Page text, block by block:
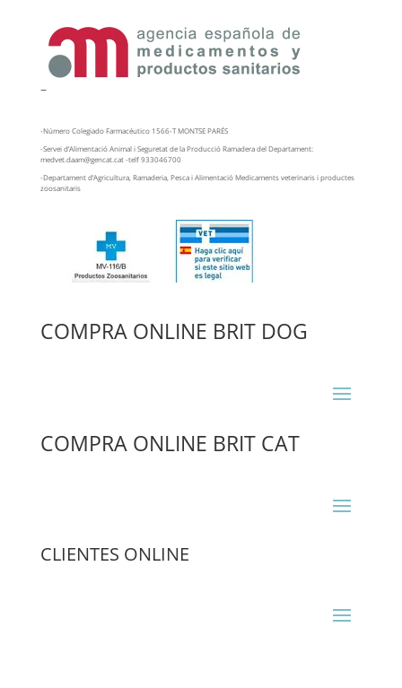
–
-Número Colegiado Farmacéutico 1566-T MONTSE PARÉS
-Servei d’Alimentació Animal i Seguretat de la Producció Ramadera del Departament:
medvet.daam@gencat.cat -telf 933046700
-Departament d’Agricultura, Ramaderia, Pesca i Alimentació Medicaments veterinaris i productes
zoosanitaris
COMPRA ONLINE BRIT DOG
COMPRA ONLINE BRIT CAT
CLIENTES ONLINE